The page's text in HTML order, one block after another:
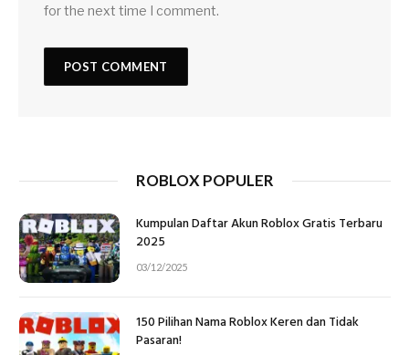
for the next time I comment.
ROBLOX POPULER
Kumpulan Daftar Akun Roblox Gratis Terbaru
2025
03/12/2025
150 Pilihan Nama Roblox Keren dan Tidak
Pasaran!